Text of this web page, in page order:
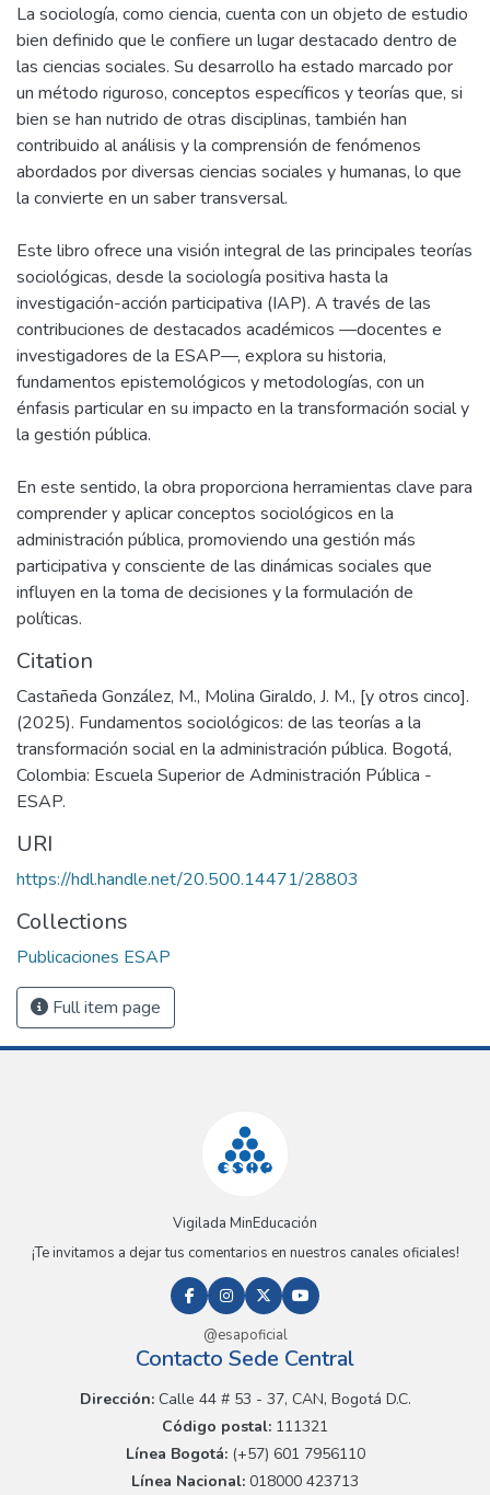
La sociología, como ciencia, cuenta con un objeto de estudio
bien definido que le confiere un lugar destacado dentro de
las ciencias sociales. Su desarrollo ha estado marcado por
un método riguroso, conceptos específicos y teorías que, si
bien se han nutrido de otras disciplinas, también han
contribuido al análisis y la comprensión de fenómenos
abordados por diversas ciencias sociales y humanas, lo que
la convierte en un saber transversal.
Este libro ofrece una visión integral de las principales teorías
sociológicas, desde la sociología positiva hasta la
investigación-acción participativa (IAP). A través de las
contribuciones de destacados académicos —docentes e
investigadores de la ESAP—, explora su historia,
fundamentos epistemológicos y metodologías, con un
énfasis particular en su impacto en la transformación social y
la gestión pública.
En este sentido, la obra proporciona herramientas clave para
comprender y aplicar conceptos sociológicos en la
administración pública, promoviendo una gestión más
participativa y consciente de las dinámicas sociales que
influyen en la toma de decisiones y la formulación de
políticas.
Citation
Castañeda González, M., Molina Giraldo, J. M., [y otros cinco].
(2025). Fundamentos sociológicos: de las teorías a la
transformación social en la administración pública. Bogotá,
Colombia: Escuela Superior de Administración Pública -
ESAP.
URI
https://hdl.handle.net/20.500.14471/28803
Collections
Publicaciones ESAP
Full item page
Vigilada MinEducación
¡Te invitamos a dejar tus comentarios en nuestros canales oficiales!
@esapoficial
Contacto Sede Central
Dirección:Calle 44 # 53 - 37, CAN, Bogotá D.C.
Código postal: 111321
Línea Bogotá:(+57) 601 7956110
Línea Nacional: 018000 423713